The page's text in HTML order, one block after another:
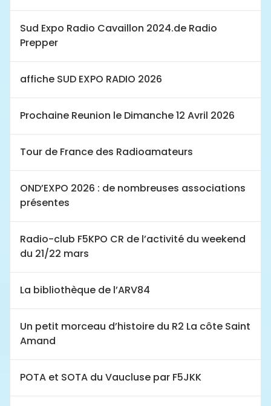
Sud Expo Radio Cavaillon 2024.de Radio
Prepper
affiche SUD EXPO RADIO 2026
Prochaine Reunion le Dimanche 12 Avril 2026
Tour de France des Radioamateurs
OND’EXPO 2026 : de nombreuses associations
présentes
Radio-club F5KPO CR de l’activité du weekend
du 21/22 mars
La bibliothèque de l’ARV84
Un petit morceau d’histoire du R2 La côte Saint
Amand
POTA et SOTA du Vaucluse par F5JKK